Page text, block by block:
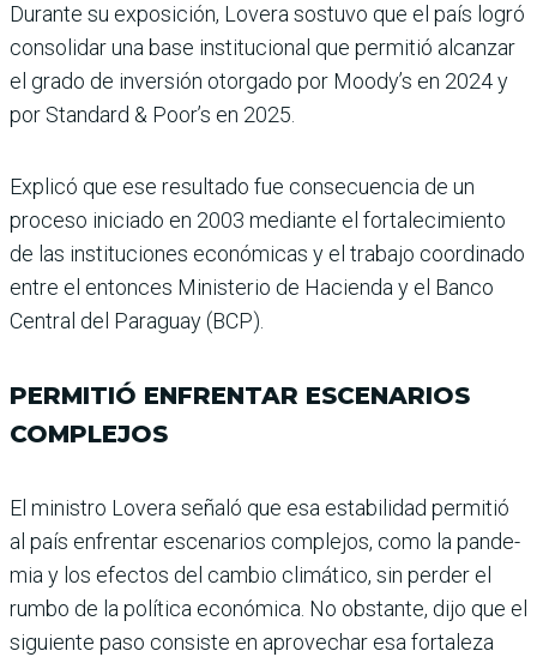
Durante su exposición, Lovera sostuvo que el país logró
consolidar una base institucional que permitió alcanzar
el grado de inver­sión otorgado por Moody’s en 2024 y
por Standard & Poor’s en 2025.
Explicó que ese resultado fue consecuencia de un
proceso iniciado en 2003 mediante el fortalecimiento
de las ins­tituciones económicas y el trabajo coordinado
entre el entonces Ministerio de Hacienda y el Banco
Central del Paraguay (BCP).
PERMITIÓ ENFRENTAR ESCENARIOS
COMPLEJOS
El ministro Lovera señaló que esa estabilidad permitió
al país enfrentar escenarios complejos, como la pande­
mia y los efectos del cam­bio climático, sin perder el
rumbo de la política econó­mica. No obstante, dijo que el
siguiente paso consiste en aprovechar esa fortaleza